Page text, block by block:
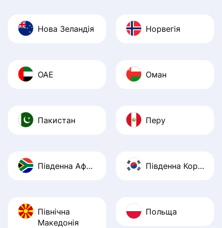
Нова Зеландія Норвегія
ОАЕ Оман
Пакистан Перу
Південна Африка Південна Корея
Північна
Македонія
Польща